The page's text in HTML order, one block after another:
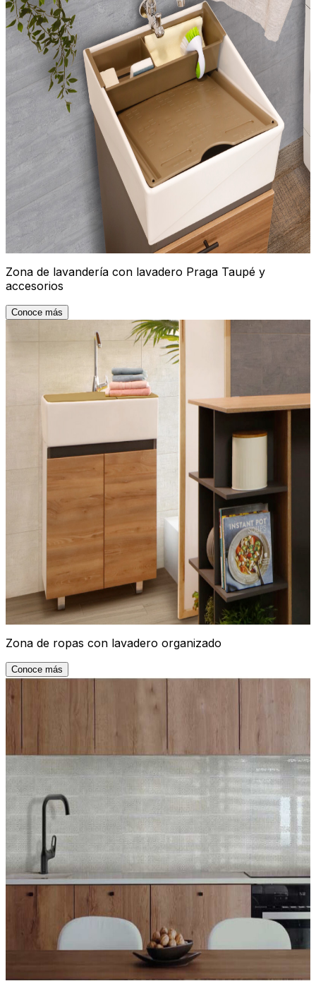
Zona de lavandería con lavadero Praga Taupé y
accesorios
Conoce más
Zona de ropas con lavadero organizado
Conoce más